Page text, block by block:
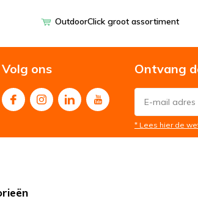
OutdoorClick groot assortiment
Volg ons Ontvang
* Lees hier de